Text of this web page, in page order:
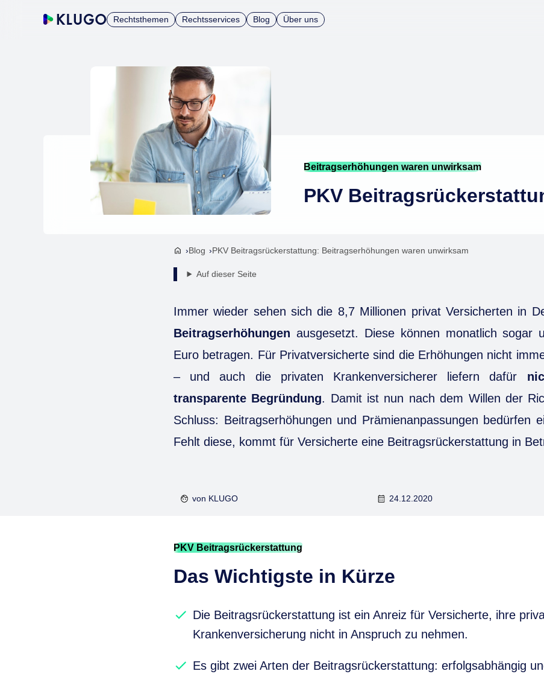
Rechtsthemen Rechtsservices Blog Über uns
Beitragserhöhungen waren unwirksam
PKV
Blog PKV Beitragsrückerstattung: Beitragserhöhungen waren unwirksam
Auf dieser Seite
Immer wieder sehen sich die 8,7 Millionen privat Versicherten in
Beitragserhöhungen ausgesetzt. Diese können monatlich sogar
Euro betragen. Für Privatversicherte sind die Erhöhungen nicht
– und auch die privaten Krankenversicherer liefern dafür
transparente Begründung. Damit ist nun nach dem Willen der
Schluss: Beitragserhöhungen und Prämienanpassungen bedürfen
Fehlt diese, kommt für Versicherte eine Beitragsrückerstattung in
von KLUGO 24.12.2020
PKV Beitragsrückerstattung
Das Wichtigste in Kürze
Die Beitragsrückerstattung ist ein Anreiz für Versicherte, ihre
Krankenversicherung nicht in Anspruch zu nehmen.
Es gibt zwei Arten der Beitragsrückerstattung: erfolgsabhängig